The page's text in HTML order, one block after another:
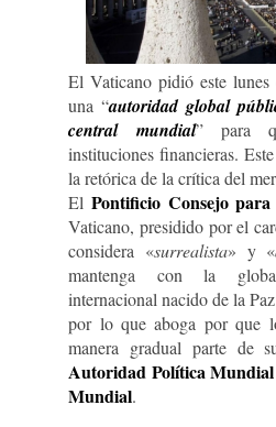
El Vaticano pidió este lunes
una “autoridad global
central mundial” para
instituciones financieras.
la retórica de la crítica del
El Pontificio Consejo para
Vaticano, presidido por el
considera «surrealista» y «
mantenga con la
internacional nacido de la
por lo que aboga por que
manera gradual parte de
Autoridad Política
Mundial.